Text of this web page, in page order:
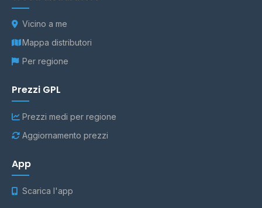
Vicino a me
Mappa distributori
Per regione
Prezzi GPL
Prezzi medi per regione
Aggiornamento prezzi
App
Scarica l'app